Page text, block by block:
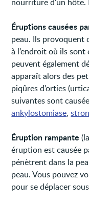
Éruptions causées
peau. Ils provoquent
à l’endroit où ils sont
peuvent également
apparaît alors des
piqûres d’orties
suivantes sont
ankylostomiase,
Éruption rampante
éruption est causée
pénètrent dans la
peau. Vous pouvez
pour se déplacer